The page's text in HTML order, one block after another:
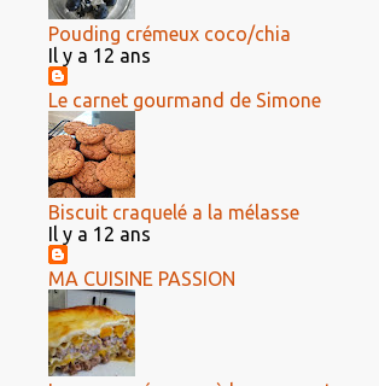
Pouding crémeux coco/chia
Il y a 12 ans
Le carnet gourmand de Simone
Biscuit craquelé a la mélasse
Il y a 12 ans
MA CUISINE PASSION